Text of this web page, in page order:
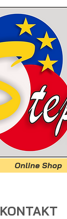
Online Shop
KONTAKT